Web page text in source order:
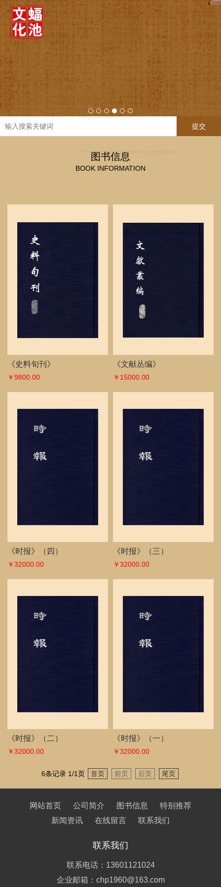
提交
图书信息
BOOK INFORMATION
《史料旬刊》
￥9800.00
《文献丛编》
￥15000.00
《时报》（四）
￥32000.00
《时报》（三）
￥32000.00
《时报》（二）
￥32000.00
《时报》（一）
￥32000.00
6条记录 1/1页 首页 前页 后页 尾页
网站首页 公司简介 图书信息
特别推荐
新闻资讯
在线留言 联系我们
联系我们
联系电话：13601121024
企业邮箱：chp1960@163.com